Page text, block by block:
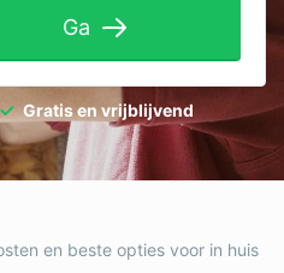
Ga
Gratis en vrijblijvend
en beste opties voor in huis